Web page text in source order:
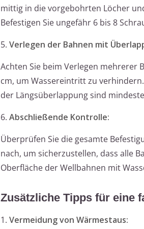
mittig in die vorgebohrten Löcher
Befestigen Sie ungefähr 6 bis 8
5. Verlegen der Bahnen mit
Achten Sie beim Verlegen mehrerer
cm, um Wassereintritt zu
der Längsüberlappung sind
6. Abschließende Kontrolle:
Überprüfen Sie die gesamte
nach, um sicherzustellen, dass alle
Oberfläche der Wellbahnen mit
Zusätzliche Tipps für eine
1. Vermeidung von Wärmestaus: